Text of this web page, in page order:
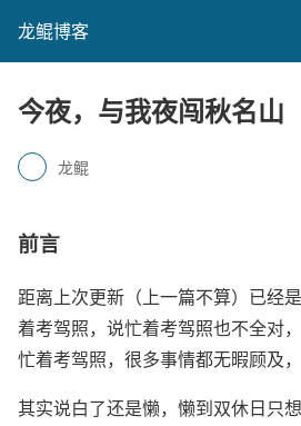
龙鲲博客
今夜，与我夜闯秋名山
龙鲲
前言
距离上次更新（上一篇不算）已经
着考驾照，说忙着考驾照也不全对
忙着考驾照，很多事情都无暇顾及，
其实说白了还是懒，懒到双休日只